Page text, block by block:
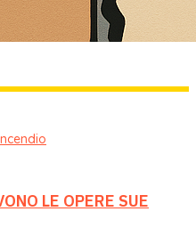
LE OPERE SUE